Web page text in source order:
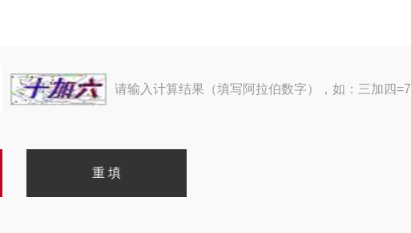
请输入计算结果（填写阿拉伯数字），如：三加四=7